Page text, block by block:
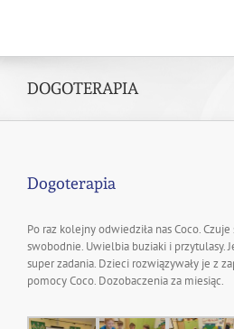
DOGOTERAPIA
Dogoterapia
Po raz kolejny odwiedziła nas Coco.
swobodnie. Uwielbia buziaki i przytulasy.
super zadania. Dzieci rozwiązywały je z
pomocy Coco. Dozobaczenia za miesiąc.